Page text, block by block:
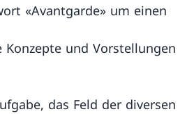
«Avantgarde» um einen
und Vorstellungen
das Feld der diversen